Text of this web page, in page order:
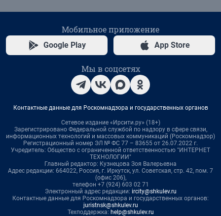
Мобильное приложение
Google Play App Store
Мы в соцсетях
Контактные данные для Роскомнадзора и государственных органов
Сетевое издание «Ирсити.ру» (18+)
Зарегистрировано Федеральной службой по надзору в сфере связи,
информационных технологий и массовых коммуникаций (Роскомнадзор)
Регистрационный номер ЭЛ № ФС 77 – 83655 от 26.07.2022 г.
Учредитель: Общество с ограниченной ответственностью "ИНТЕРНЕТ
ТЕХНОЛОГИИ"
Главный редактор: Кузнецова Зоя Валерьевна
Адрес редакции: 664022, Россия, г. Иркутск, ул. Советская, стр. 42, пом. 7
(офис 206),
телефон +7 (924) 603 02 71
Электронный адрес редакции: ircity@shkulev.ru
Контактные данные для Роскомнадзора и государственных органов:
juristnsk@shkulev.ru
Техподдержка: help@shkulev.ru